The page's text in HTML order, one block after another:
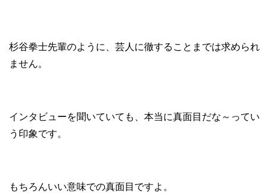
杉谷拳士先輩のように、芸人に徹することまでは求められ
ません。
インタビューを聞いていても、本当に真面目だな～ってい
う印象です。
もちろんいい意味での真面目ですよ。